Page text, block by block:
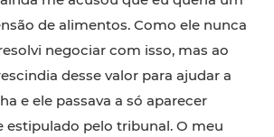
de alimentos. Como ele nunca
negociar com isso, mas ao
desse valor para ajudar a
e ele passava a só aparecer
estipulado pelo tribunal. O meu